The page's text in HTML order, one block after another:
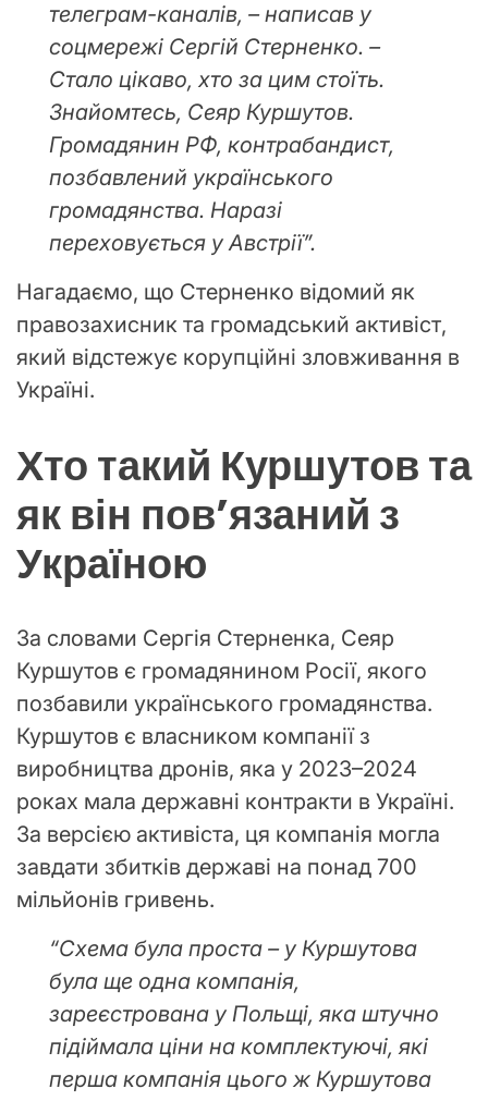
телеграм-каналів, – написав у
соцмережі Сергій Стерненко. –
Стало цікаво, хто за цим стоїть.
Знайомтесь, Сеяр Куршутов.
Громадянин РФ, контрабандист,
позбавлений українського
громадянства. Наразі
переховується у Австрії”.
Нагадаємо, що Стерненко відомий як
правозахисник та громадський активіст,
який відстежує корупційні зловживання в
Україні.
Хто такий Куршутов та
як він пов’язаний з
Україною
За словами Сергія Стерненка, Сеяр
Куршутов є громадянином Росії, якого
позбавили українського громадянства.
Куршутов є власником компанії з
виробництва дронів, яка у 2023–2024
роках мала державні контракти в Україні.
За версією активіста, ця компанія могла
завдати збитків державі на понад 700
мільйонів гривень.
“Схема була проста – у Куршутова
була ще одна компанія,
зареєстрована у Польщі, яка штучно
підіймала ціни на комплектуючі, які
перша компанія цього ж Куршутова